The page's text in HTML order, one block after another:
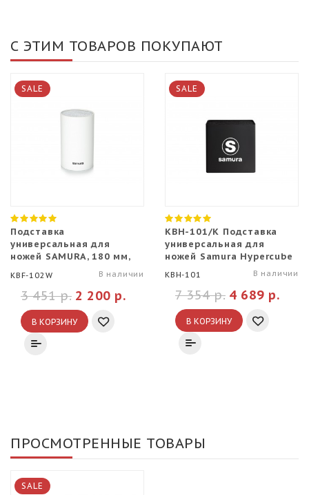
С ЭТИМ ТОВАРОВ ПОКУПАЮТ
SALE
Подставка
универсальная для
ножей SAMURA, 180 мм,
KBF-102W В наличии
2 200 р.
3 451 р.
В КОРЗИНУ
SALE
KBH-101/K Подставка
универсальная для
ножей Samura Hypercube
KBH-101 В наличии
4 689 р.
7 354 р.
В КОРЗИНУ
ПРОСМОТРЕННЫЕ ТОВАРЫ
SALE